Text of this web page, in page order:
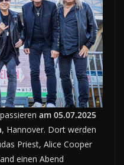
am 05.07.2025
, Hannover. Dort werden
Priest, Alice Cooper
einen Abend